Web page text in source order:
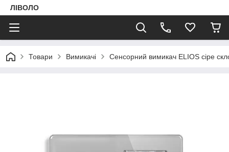
ЛІВОЛО
Товари Вимикачі Сенсорний вимикач ELIOS сіре